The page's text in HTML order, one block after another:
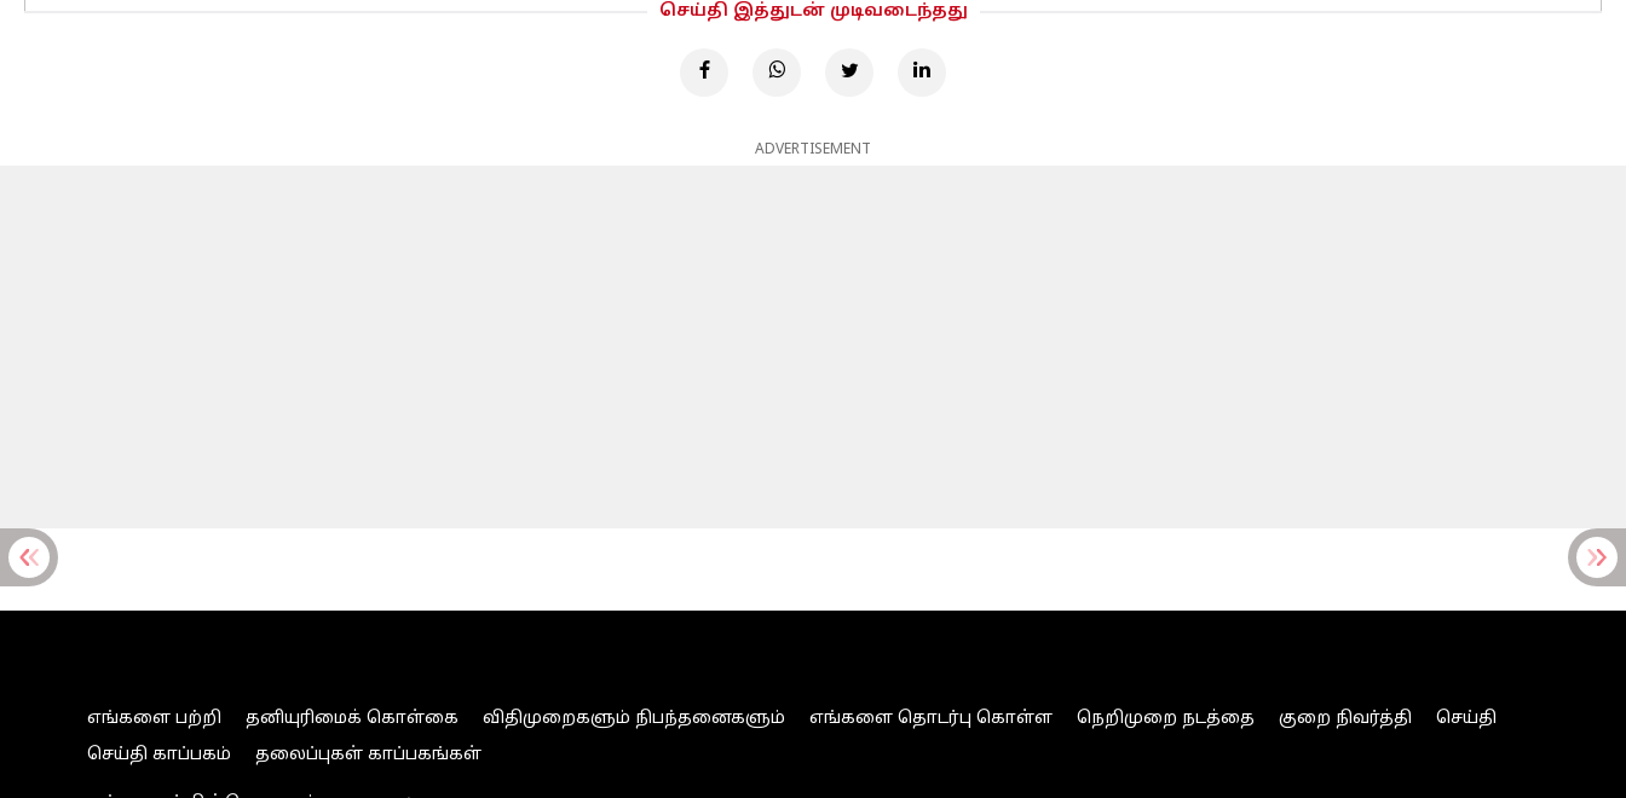
செய்தி இத்துடன் முடிவடைந்தது
ADVERTISEMENT
எங்களை பற்றி தனியுரிமைக் கொள்கை விதிமுறைகளும் நிபந்தனைகளும் எங்களை தொடர்பு கொள்ள நெறிமுறை நடத்தை குறை நிவர்த்தி
செய்தி
செய்தி காப்பகம்
தலைப்புகள் காப்பகங்கள்